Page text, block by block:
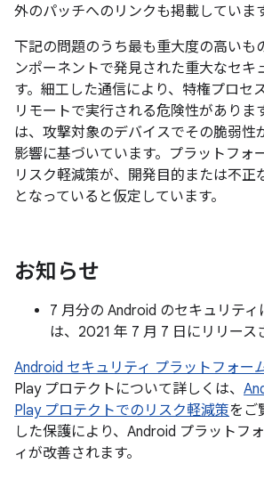
外のパッチへのリンクも掲載しています
下記の問題のうち最も重大度の高いも
ンポーネントで発見された重大なセキ
す。細工した通信により、特権プロセ
リモートで実行される危険性があります
は、攻撃対象のデバイスでその脆弱性
影響に基づいています。プラットフォ
リスク軽減策が、開発目的または不正
となっていると仮定しています。
お知らせ
7 月分の Android のセキュリテ
は、2021 年 7 月 7 日にリリース
Android セキュリティ プラットフォー
Play プロテクトについて詳しくは、
Play プロテクトでのリスク軽減策をご
した保護により、Android プラットフ
ィが改善されます。